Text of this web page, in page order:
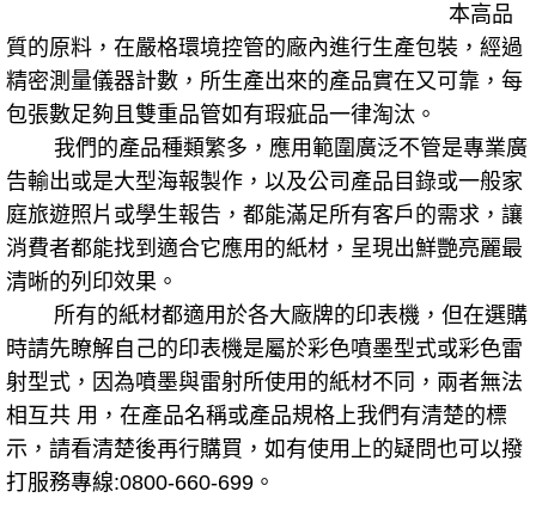
本高品
質的原料，在嚴格環境控管的廠內進行生產包裝，經過
精密測量儀器計數，所生產出來的產品實在又可靠，每
包張數足夠且雙重品管如有瑕疵品一律淘汰。
我們的產品種類繁多，應用範圍廣泛不管是專業廣
告輸出或是大型海報製作，以及公司產品目錄或一般家
庭旅遊照片或學生報告，都能滿足所有客戶的需求，讓
消費者都能找到適合它應用的紙材，呈現出鮮艷亮麗最
清晰的列印效果。
所有的紙材都適用於各大廠牌的印表機，但在選購
時請先瞭解自己的印表機是屬於彩色噴墨型式或彩色雷
射型式，因為噴墨與雷射所使用的紙材不同，兩者無法
相互共 用，在產品名稱或產品規格上我們有清楚的標
示，請看清楚後再行購買，如有使用上的疑問也可以撥
打服務專線:0800-660-699。